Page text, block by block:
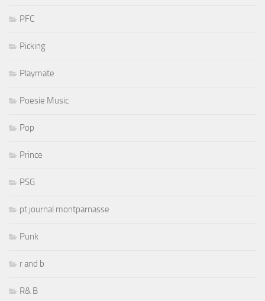
PFC
Picking
Playmate
Poesie Music
Pop
Prince
PSG
pt journal montparnasse
Punk
r and b
R& B